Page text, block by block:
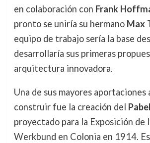
en colaboración con Frank
pronto se uniría su hermano Max
equipo de trabajo sería la base
desarrollaría sus primeras
arquitectura innovadora.
Una de sus mayores aportaciones
construir fue la creación del
proyectado para la Exposición de
Werkbund en Colonia en 1914.